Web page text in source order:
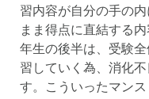
習内容が自分の手の
まま得点に直結する
年生の後半は、受験
習していく為、消化
す。こういったマン